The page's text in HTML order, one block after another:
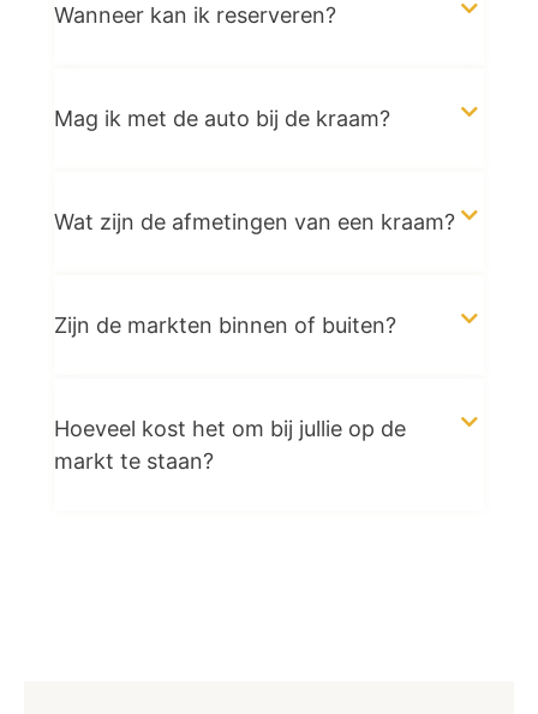
Wanneer kan ik reserveren?
Mag ik met de auto bij de kraam?
Wat zijn de afmetingen van een kraam?
Zijn de markten binnen of buiten?
Hoeveel kost het om bij jullie op de
markt te staan?